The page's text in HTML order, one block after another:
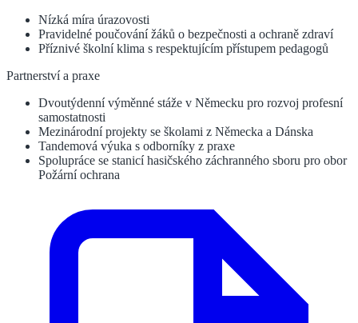
Nízká míra úrazovosti
Pravidelné poučování žáků o bezpečnosti a ochraně zdraví
Příznivé školní klima s respektujícím přístupem pedagogů
Partnerství a praxe
Dvoutýdenní výměnné stáže v Německu pro rozvoj profesní
samostatnosti
Mezinárodní projekty se školami z Německa a Dánska
Tandemová výuka s odborníky z praxe
Spolupráce se stanicí hasičského záchranného sboru pro obor
Požární ochrana